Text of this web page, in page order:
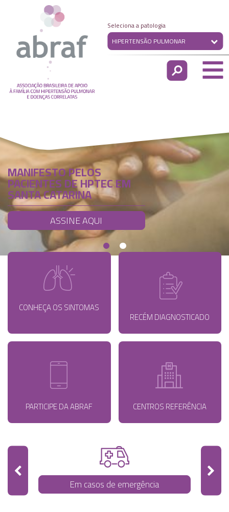
HIPERTENSÃO PULMONAR
Seleciona a patologia
MANIFESTO PELOS
PACIENTES DE HPTEC EM
SANTA CATARINA
ASSINE AQUI
CONHEÇA OS SINTOMAS
RECÉM DIAGNOSTICADO
PARTICIPE DA ABRAF CENTROS REFERÊNCIA
Em casos de emergência